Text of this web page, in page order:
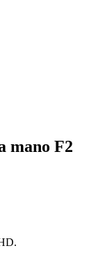
mano F2